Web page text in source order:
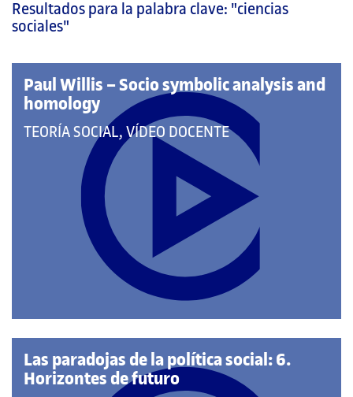
página
Resultados para la palabra clave: "ciencias
sociales"
Paul Willis – Socio symbolic analysis and
homology
QUE
PERTENECE
CATEGORÍAS:
TEORÍA SOCIAL, VÍDEO DOCENTE
Las paradojas de la política social: 6.
Horizontes de futuro